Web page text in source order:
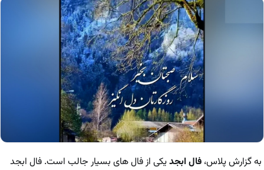
به گزارش پلاس، فال ابجدیکی از فال های بسیار جالب است. فال ابجد